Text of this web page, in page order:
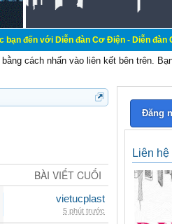
Diễn đàn Cơ Điện - Diễn đàn Cơ điện
bằng cách nhấn vào liên kết bên trên.
BÀI VIẾT CUỐI
vietucplast
5 phút trước
Đăng
Liên